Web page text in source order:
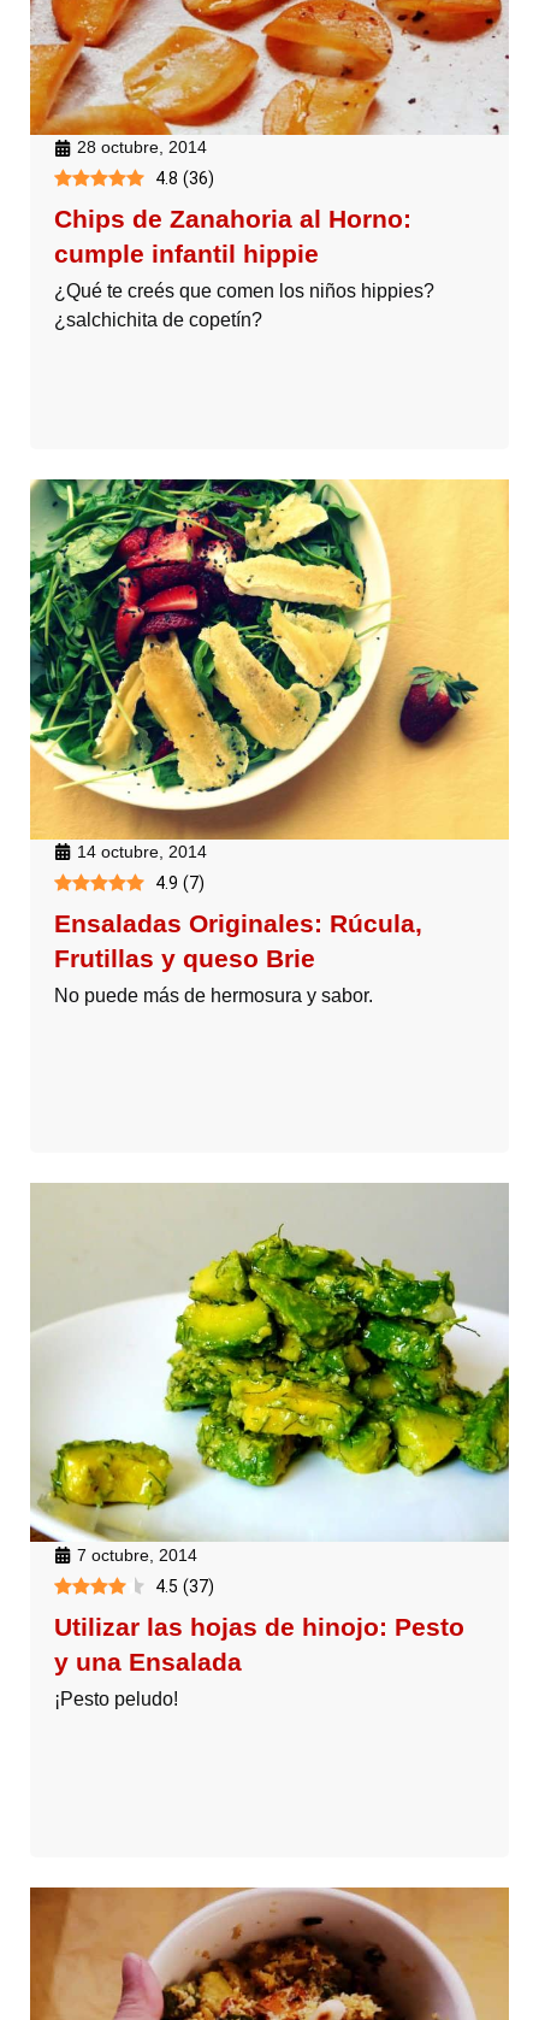
28 octubre, 2014
4.8 (36)
Chips de Zanahoria al Horno:
cumple infantil hippie
¿Qué te creés que comen los niños hippies?
¿salchichita de copetín?
14 octubre, 2014
4.9 (7)
Ensaladas Originales: Rúcula,
Frutillas y queso Brie
No puede más de hermosura y sabor.
7 octubre, 2014
4.5 (37)
Utilizar las hojas de hinojo: Pesto
y una Ensalada
¡Pesto peludo!